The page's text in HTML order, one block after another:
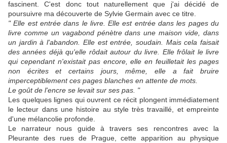
fascinent. C'est donc tout naturellement que j'ai décidé de
poursuivre ma découverte de Sylvie Germain avec ce titre.
" Elle est entrée dans le livre. Elle est entrée dans les pages du
livre comme un vagabond pénètre dans une maison vide, dans
un jardin à l'abandon. Elle est entrée, soudain. Mais cela faisait
des années déjà qu'elle rôdait autour du livre. Elle frôlait le livre
qui cependant n'existait pas encore, elle en feuilletait les pages
non écrites et certains jours, même, elle a fait bruire
imperceptiblement ces pages blanches en attente de mots.
Le goût de l'encre se levait sur ses pas. "
Les quelques lignes qui ouvrent ce récit plongent immédiatement
le lecteur dans une histoire au style très travaillé, et empreinte
d'une mélancolie profonde.
Le narrateur nous guide à travers ses rencontres avec la
Pleurante des rues de Prague, cette apparition au physique